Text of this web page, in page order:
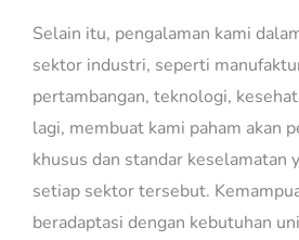
Selain itu, pengalaman kami
sektor industri, seperti
pertambangan, teknologi,
lagi, membuat kami paham akan
khusus dan standar keselamatan
setiap sektor tersebut.
beradaptasi dengan kebutuhan